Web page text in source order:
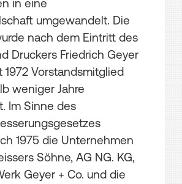
in eine
umgewandelt. Die
nach dem Eintritt des
Druckers Friedrich Geyer
1972 Vorstandsmitglied
weniger Jahre
Im Sinne des
1975 die Unternehmen
Söhne, AG NG. KG,
Geyer + Co. und die